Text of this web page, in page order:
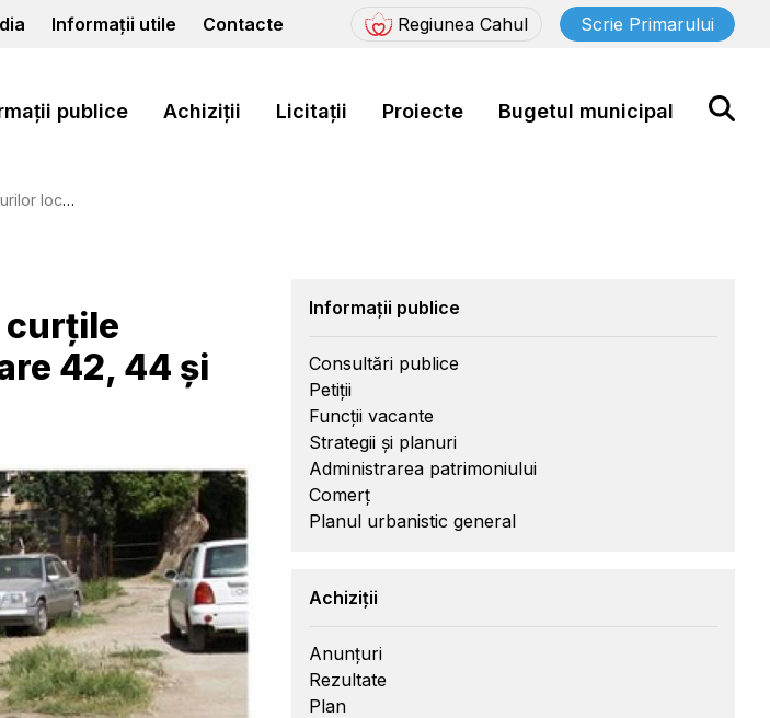
Informații utile Contacte Regiunea Cahul Scrie Primarului
publice Achiziții Licitații Proiecte Bugetul municipal
38, 40.
curțile
42, 44 și
Informații publice
Consultări publice
Petiții
Funcții vacante
Strategii și planuri
Administrarea patrimoniului
Comerț
Planul urbanistic general
Achiziții
Anunțuri
Rezultate
Plan